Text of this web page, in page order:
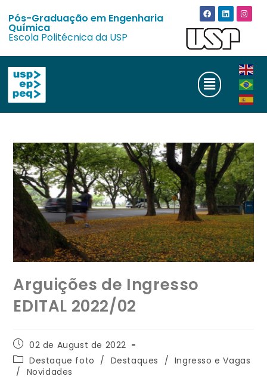
Pós-Graduação em Engenharia
Química
Escola Politécnica da USP
Arguições de Ingresso
EDITAL 2022/02
02 de August de 2022
Destaque foto / Destaques / Ingresso e Vagas
/ Novidades